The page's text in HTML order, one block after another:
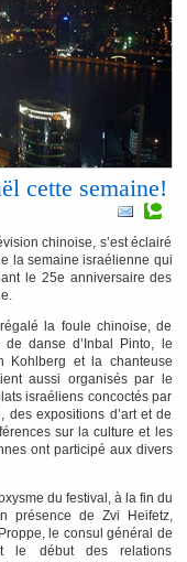
cette semaine!
chinoise, s’est éclairé
la semaine israélienne qui
le 25e anniversaire des
la foule chinoise, de
danse d’Inbal Pinto, le
Kohlberg et la chanteuse
aussi organisés par le
israéliens concoctés par
des expositions d’art et de
sur la culture et les
ont participé aux divers
du festival, à la fin du
présence de Zvi Heifetz,
le consul général de
le début des relations